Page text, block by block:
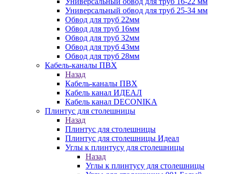
Универсальный обвод для труб 25-34 мм
Обвод для труб 22мм
Обвод для труб 16мм
Обвод для труб 32мм
Обвод для труб 43мм
Обвод для труб 28мм
Кабель-каналы ПВХ
Назад
Кабель-каналы ПВХ
Кабель канал ИДЕАЛ
Кабель канал DECONIKA
Плинтус для столешницы
Назад
Плинтус для столешницы
Плинтус для столешницы Идеал
Углы к плинтусу для столешницы
Назад
Углы к плинтусу для столешницы